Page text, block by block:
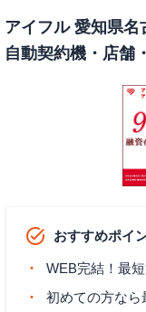
アイフル 愛知県
自動契約機・店舗
おすすめポイ
WEB完結！最
初めての方なら